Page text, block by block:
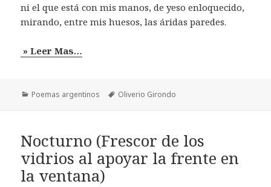
ni el que está con mis manos, de yeso enloquecido,
mirando, entre mis huesos, las áridas paredes.
» Leer Mas…
Categorías
Poemas argentinos Etiquetas
Oliverio Girondo
Nocturno (Frescor de los
vidrios al apoyar la frente en
la ventana)